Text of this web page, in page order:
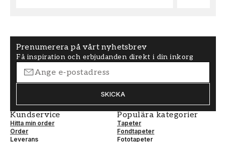
Prenumerera på vårt nyhetsbrev
Få inspiration och erbjudanden direkt i din inkorg
SKICKA
Kundservice
Hitta min order
Order
Leverans
Populära kategorier
Tapeter
Fondtapeter
Fototapeter